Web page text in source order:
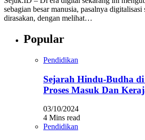
sebagian besar manusia, pasalnya
dirasakan, dengan melihat…
Popular
Pendidikan
Sejarah Hindu-Budha
Proses Masuk Dan
03/10/2024
4 Mins read
Pendidikan